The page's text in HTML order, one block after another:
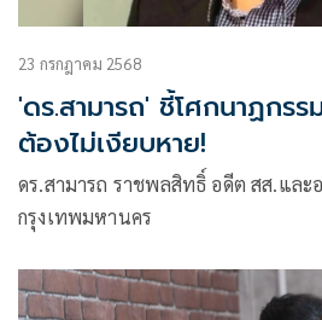
23 กรกฎาคม 2568
'ดร.สามารถ' ชี้โศกนาฏกร
ต้องไม่เงียบหาย!
ดร.สามารถ ราชพลสิทธิ์ อดีต สส.และ
กรุงเทพมหานคร